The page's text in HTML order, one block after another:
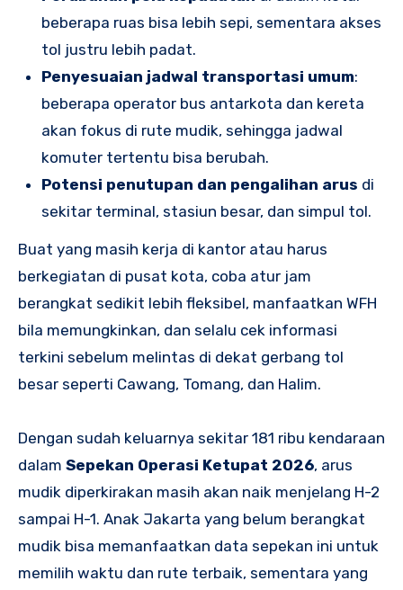
beberapa ruas bisa lebih sepi, sementara akses
tol justru lebih padat.
Penyesuaian jadwal transportasi umum:
beberapa operator bus antarkota dan kereta
akan fokus di rute mudik, sehingga jadwal
komuter tertentu bisa berubah.
Potensi penutupan dan pengalihan arus di
sekitar terminal, stasiun besar, dan simpul tol.
Buat yang masih kerja di kantor atau harus
berkegiatan di pusat kota, coba atur jam
berangkat sedikit lebih fleksibel, manfaatkan WFH
bila memungkinkan, dan selalu cek informasi
terkini sebelum melintas di dekat gerbang tol
besar seperti Cawang, Tomang, dan Halim.
Dengan sudah keluarnya sekitar 181 ribu kendaraan
dalam Sepekan Operasi Ketupat 2026, arus
mudik diperkirakan masih akan naik menjelang H-2
sampai H-1. Anak Jakarta yang belum berangkat
mudik bisa memanfaatkan data sepekan ini untuk
memilih waktu dan rute terbaik, sementara yang